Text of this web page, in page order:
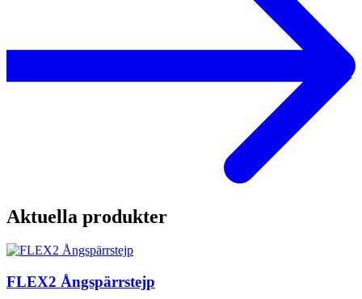
Aktuella produkter
FLEX2 Ångspärrstejp